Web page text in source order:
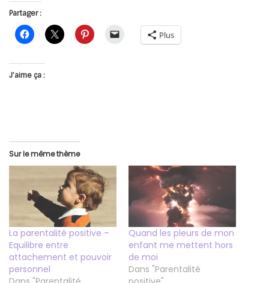
Partager :
Plus
J’aime ça :
Sur le même thème
La parentalité positive –
Equilibre entre
attachement et pouvoir
personnel
Quand les pleurs de mon
enfant me mettent hors
de moi
Dans "Parentalité